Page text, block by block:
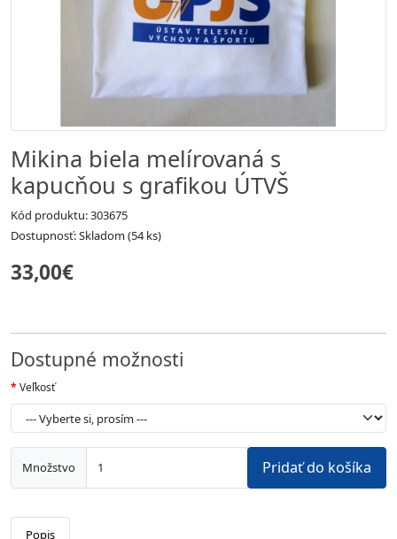
Mikina biela melírovaná s
kapucňou s grafikou ÚTVŠ
Kód produktu: 303675
Dostupnosť: Skladom (54 ks)
33,00€
Dostupné možnosti
Veľkosť
Množstvo Pridať do košíka
Popis